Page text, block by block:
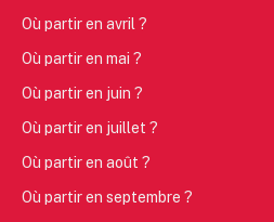
Où partir en avril ?
Où partir en mai ?
Où partir en juin ?
Où partir en juillet ?
Où partir en août ?
Où partir en septembre ?